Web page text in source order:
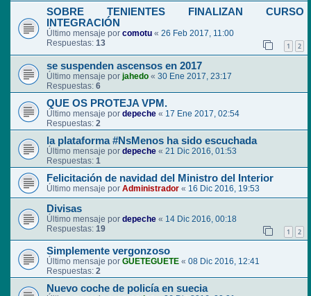
SOBRE TENIENTES FINALIZAN CURSO
INTEGRACIÓN
Último mensaje por comotu « 26 Feb 2017, 11:00
Respuestas: 13 1 2
se suspenden ascensos en 2017
Último mensaje por jahedo « 30 Ene 2017, 23:17
Respuestas: 6
QUE OS PROTEJA VPM.
Último mensaje por depeche « 17 Ene 2017, 02:54
Respuestas: 2
la plataforma #NsMenos ha sido escuchada
Último mensaje por depeche « 21 Dic 2016, 01:53
Respuestas: 1
Felicitación de navidad del Ministro del Interior
Último mensaje por Administrador « 16 Dic 2016, 19:53
Divisas
Último mensaje por depeche « 14 Dic 2016, 00:18
Respuestas: 19 1 2
Simplemente vergonzoso
Último mensaje por GUETEGUETE « 08 Dic 2016, 12:41
Respuestas: 2
Nuevo coche de policía en suecia